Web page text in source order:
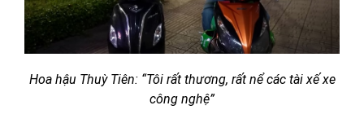
Hoa hậu Thuỳ Tiên: “Tôi rất thương, rất nể các tài xế xe
công nghệ”